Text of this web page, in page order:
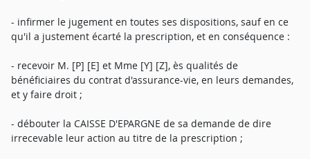
- infirmer le jugement en toutes ses dispositions, sauf en ce
qu'il a justement écarté la prescription, et en conséquence :
- recevoir M. [P] [E] et Mme [Y] [Z], ès qualités de
bénéficiaires du contrat d'assurance-vie, en leurs demandes,
et y faire droit ;
- débouter la CAISSE D'EPARGNE de sa demande de dire
irrecevable leur action au titre de la prescription ;